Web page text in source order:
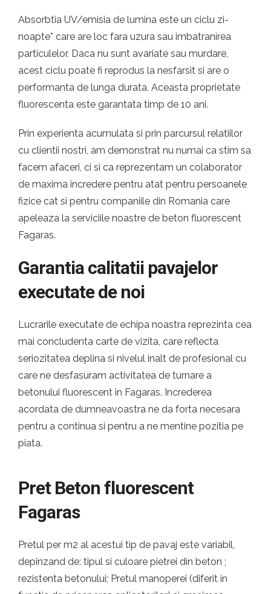
Absorbtia UV/emisia de lumina este un ciclu zi-
noapte* care are loc fara uzura sau imbatranirea
particulelor. Daca nu sunt avariate sau murdare,
acest ciclu poate fi reprodus la nesfarsit si are o
performanta de lunga durata. Aceasta proprietate
fluorescenta este garantata timp de 10 ani.
Prin experienta acumulata si prin parcursul relatiilor
cu clientii nostri, am demonstrat nu numai ca stim sa
facem afaceri, ci si ca reprezentam un colaborator
de maxima incredere pentru atat pentru persoanele
fizice cat si pentru companiile din Romania care
apeleaza la serviciile noastre de beton fluorescent
Fagaras.
Garantia calitatii pavajelor
executate de noi
Lucrarile executate de echipa noastra reprezinta cea
mai concludenta carte de vizita, care reflecta
seriozitatea deplina si nivelul inalt de profesional cu
care ne desfasuram activitatea de turnare a
betonului fluorescent in Fagaras. Increderea
acordata de dumneavoastra ne da forta necesara
pentru a continua si pentru a ne mentine pozitia pe
piata.
Pret Beton fluorescent
Fagaras
Pretul per m2 al acestui tip de pavaj este variabil,
depinzand de: tipul si culoare pietrei din beton ;
rezistenta betonului; Pretul manoperei (diferit in